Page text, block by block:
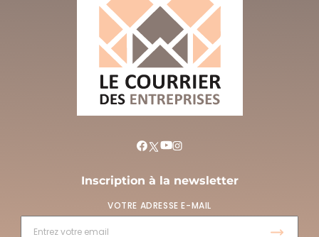
Inscription à la newsletter
VOTRE ADRESSE E-MAIL